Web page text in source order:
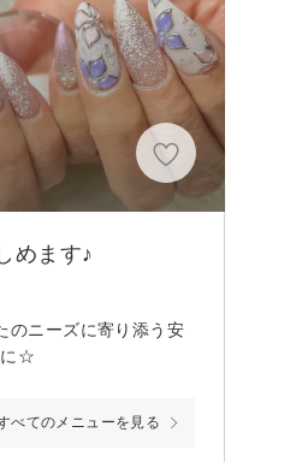
めます♪
のニーズに寄り添う安
に☆
べてのメニューを見る